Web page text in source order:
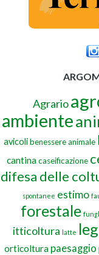
Agrario
ambiente
avicoli benessere animale
cantina caseificazione
difesa delle
spontanee estimo
forestale
itticoltura latte
orticoltura paesaggio